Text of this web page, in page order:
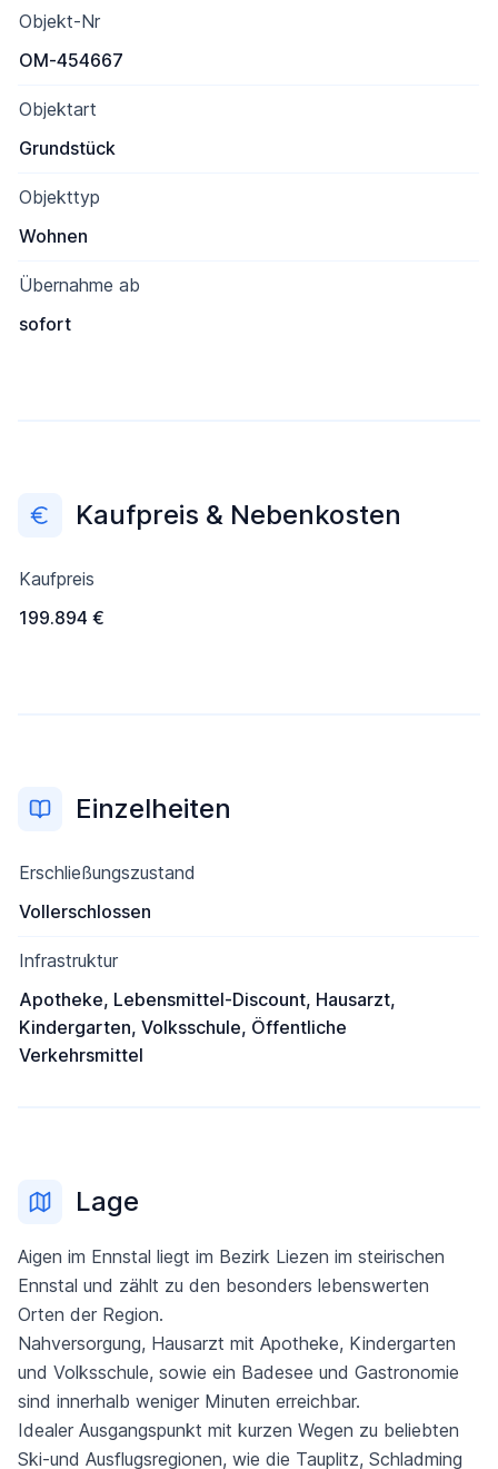
Objekt-Nr
OM-454667
Objektart
Grundstück
Objekttyp
Wohnen
Übernahme ab
sofort
Kaufpreis & Nebenkosten
Kaufpreis
199.894 €
Einzelheiten
Erschließungszustand
Vollerschlossen
Infrastruktur
Apotheke, Lebensmittel-Discount, Hausarzt,
Kindergarten, Volksschule, Öffentliche
Verkehrsmittel
Lage
Aigen im Ennstal liegt im Bezirk Liezen im steirischen
Ennstal und zählt zu den besonders lebenswerten
Orten der Region.
Nahversorgung, Hausarzt mit Apotheke, Kindergarten
und Volksschule, sowie ein Badesee und Gastronomie
sind innerhalb weniger Minuten erreichbar.
Idealer Ausgangspunkt mit kurzen Wegen zu beliebten
Ski-und Ausflugsregionen, wie die Tauplitz, Schladming